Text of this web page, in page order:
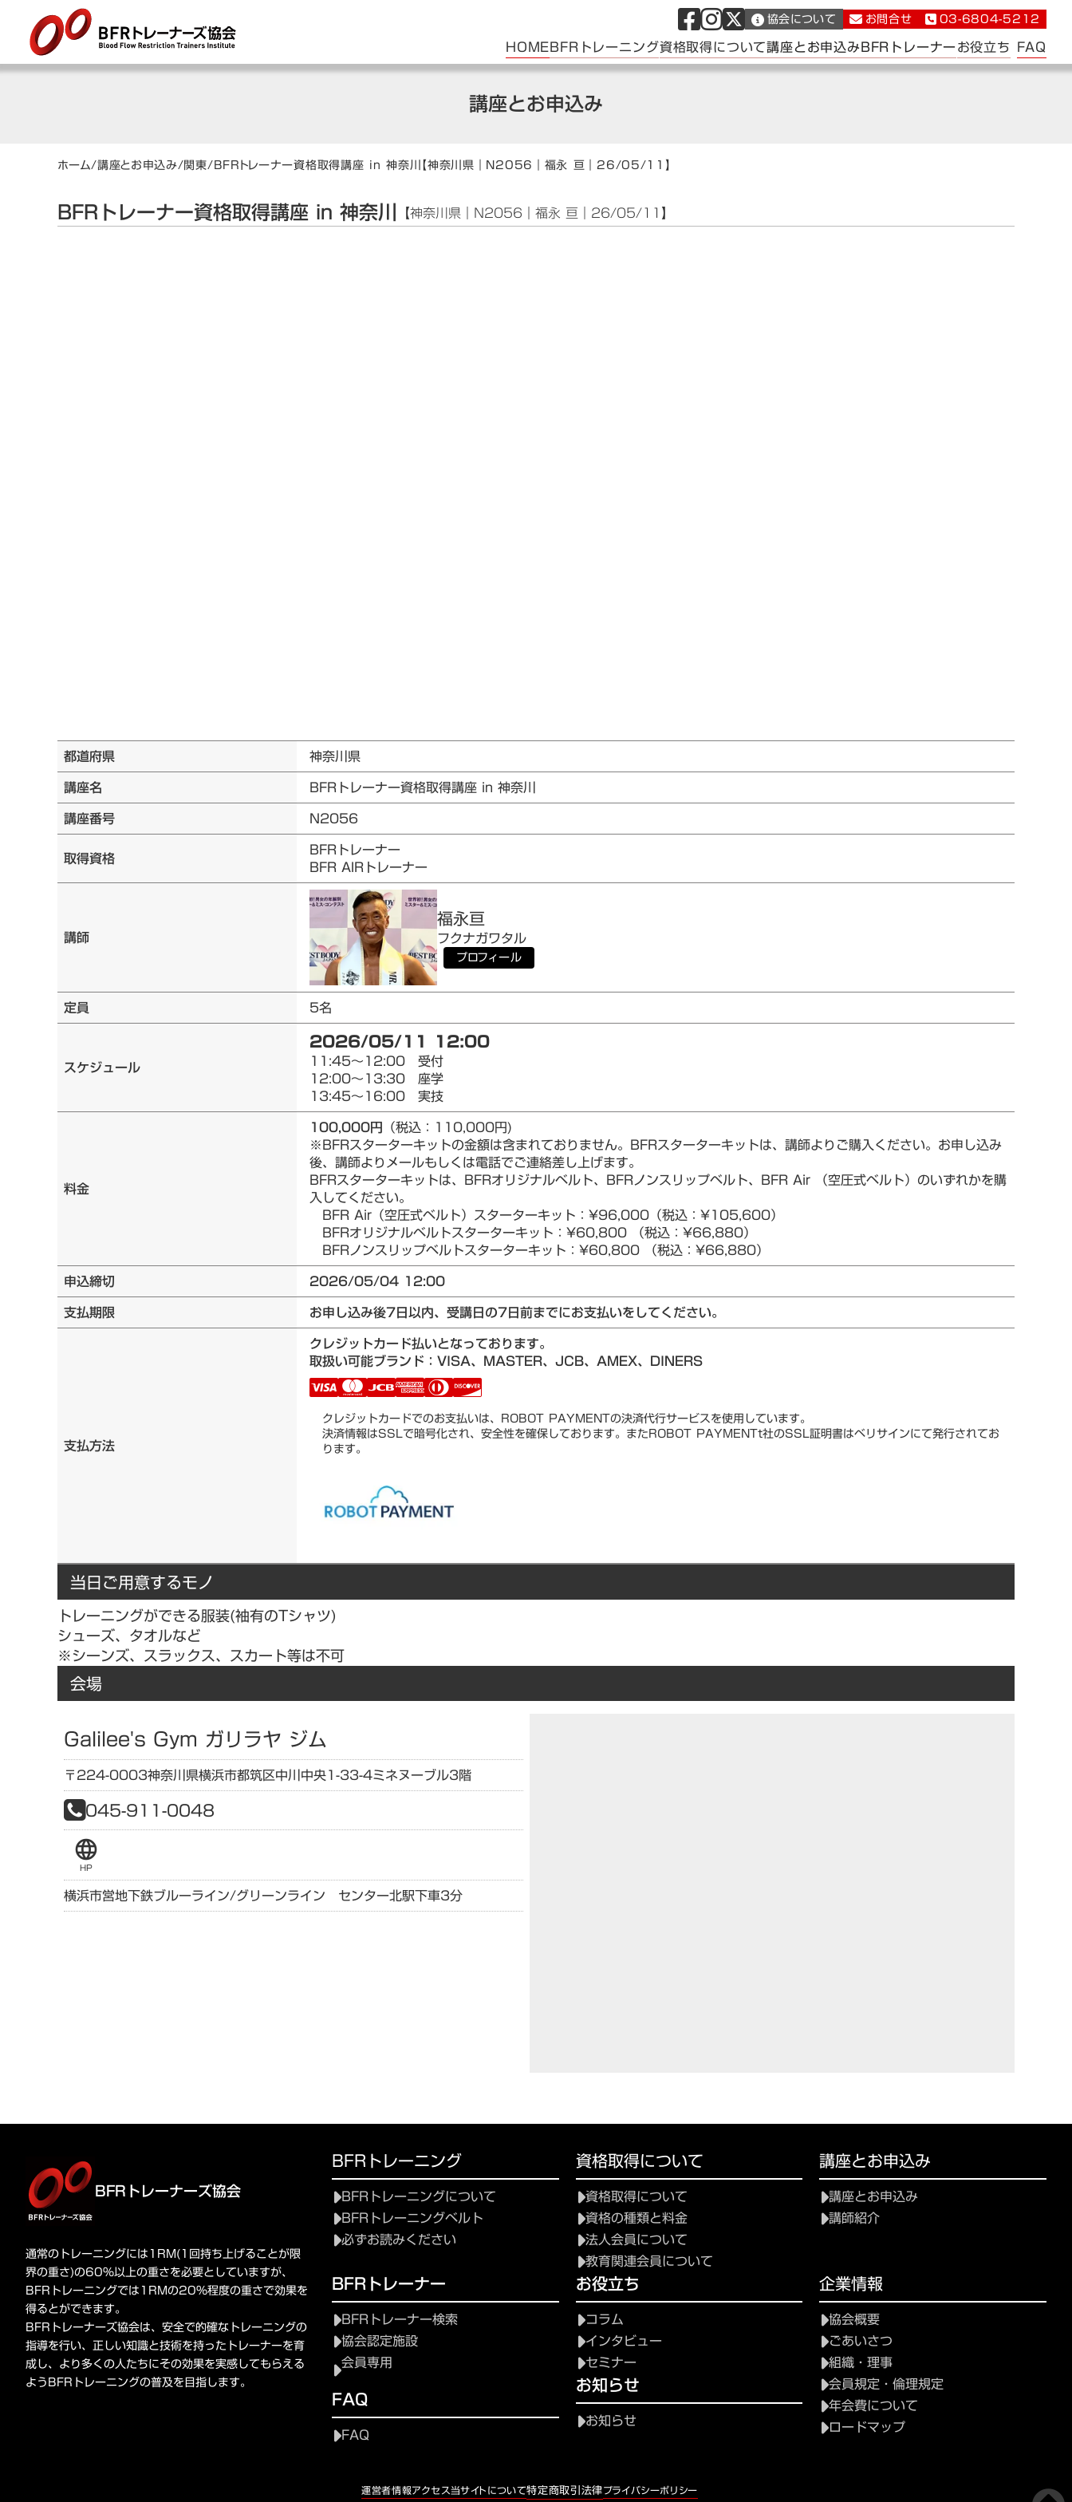
講座とお申込み
ホーム/講座とお申込み/関東/BFRトレーナー資格取得講座 in 神奈川【神奈川県｜N2056｜福永 亘｜26/05/11】
BFRトレーナー資格取得講座 in 神奈川 【神奈川県｜N2056｜福永 亘｜26/05/11】
都道府県
神奈川県
講座名
BFRトレーナー資格取得講座 in 神奈川
講座番号
N2056
取得資格
BFRトレーナー
BFR AIRトレーナー
講師
福永亘
フクナガワタル
プロフィール
定員 5名
スケジュール
2026/05/11 12:00
11:45～12:00 受付
12:00～13:30 座学
13:45～16:00 実技
料金
100,000円 （税込：110,000円)
※BFRスターターキットの金額は含まれておりません。BFRスターターキットは、講師よりご購入ください。お申し込み
後、講師よりメールもしくは電話でご連絡差し上げます。
BFRスターターキットは、BFRオリジナルベルト、BFRノンスリップベルト、BFR Air （空圧式ベルト）のいずれかを購
入してください。
BFR Air（空圧式ベルト）スターターキット：¥96,000（税込：¥105,600）
BFRオリジナルベルトスターターキット：¥60,800 （税込：¥66,880）
BFRノンスリップベルトスターターキット：¥60,800 （税込：¥66,880）
申込締切
2026/05/04 12:00
支払期限
お申し込み後7日以内、受講日の7日前までにお支払いをしてください。
支払方法
クレジットカード払いとなっております。
取扱い可能ブランド：VISA、MASTER、JCB、AMEX、DINERS
クレジットカードでのお支払いは、ROBOT PAYMENTの決済代行サービスを使用しています。
決済情報はSSLで暗号化され、安全性を確保しております。またROBOT PAYMENTt社のSSL証明書はベリサインにて発行されてお
ります。
当日ご用意するモノ
トレーニングができる服装(袖有のTシャツ)
シューズ、タオルなど
※シーンズ、スラックス、スカート等は不可
会場
Galilee's Gym ガリラヤ ジム
〒224-0003神奈川県横浜市都筑区中川中央1-33-4ミネヌーブル3階
045-911-0048
language
HP
横浜市営地下鉄ブルーライン/グリーンライン センター北駅下車3分
BFRトレーナーズ協会
通常のトレーニングには1RM(1回持ち上げることが限
界の重さ)の60%以上の重さを必要としていますが、
BFRトレーニングでは1RMの20%程度の重さで効果を
得るとができます。
BFRトレーナーズ協会は、安全で的確なトレーニングの
指導を行い、正しい知識と技術を持ったトレーナーを育
成し、より多くの人たちにその効果を実感してもらえる
ようBFRトレーニングの普及を目指します。
BFRトレーニング
BFRトレーニングについて
BFRトレーニングベルト
必ずお読みください
資格取得について
資格取得について
資格の種類と料金
法人会員について
教育関連会員について
講座とお申込み
講座とお申込み
講師紹介
BFRトレーナー
BFRトレーナー検索
協会認定施設
会員専用
FAQ
FAQ
お役立ち
コラム
インタビュー
セミナー
お知らせ
お知らせ
企業情報
協会概要
ごあいさつ
組織・理事
会員規定・倫理規定
年会費について
ロードマップ
運営者情報アクセス当サイトについて特定商取引法律プライバシーポリシー
協会について お問合せ 03-6804-5212
HOMEBFRトレーニング資格取得について講座とお申込みBFRトレーナーお役立ち FAQ